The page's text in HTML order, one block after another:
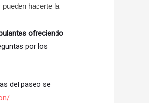
hacerte la
ofreciendo
por los
del paseo se